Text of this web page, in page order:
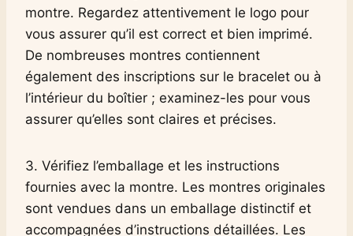
montre. Regardez attentivement le logo pour
vous assurer qu’il est correct et bien imprimé.
De nombreuses montres contiennent
également des inscriptions sur le bracelet ou à
l’intérieur du boîtier ; examinez-les pour vous
assurer qu’elles sont claires et précises.
3. Vérifiez l’emballage et les instructions
fournies avec la montre. Les montres originales
sont vendues dans un emballage distinctif et
accompagnées d’instructions détaillées. Les